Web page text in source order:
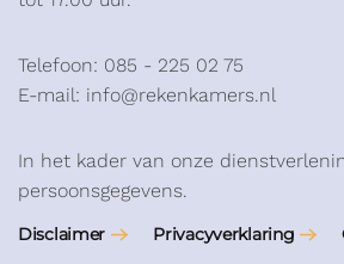
Telefoon: 085 - 225 02 75
E-mail: info@rekenkamers.nl
In het kader van onze
persoonsgegevens.
Disclaimer Privacyverklaring